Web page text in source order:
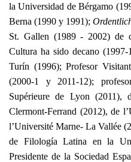
la Universidad de Bérgamo
Berna (1990 y 1991);
St. Gallen (1989 - 2002) de
Cultura ha sido decano
Turín (1996); Profesor
(2000-1 y 2011-12);
Supérieure de Lyon (2011),
Clermont-Ferrand (2012), de
l’Université Marne- La Vallée
de Filología Latina enla
Presidente de la Sociedad